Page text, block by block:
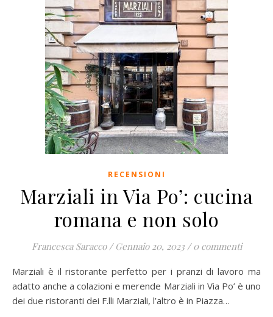
RECENSIONI
Marziali in Via Po’: cucina
romana e non solo
Francesca Saracco / Gennaio 20, 2023 / 0 commenti
Marziali è il ristorante perfetto per i pranzi di lavoro ma
adatto anche a colazioni e merende Marziali in Via Po’ è uno
dei due ristoranti dei F.lli Marziali, l’altro è in Piazza…